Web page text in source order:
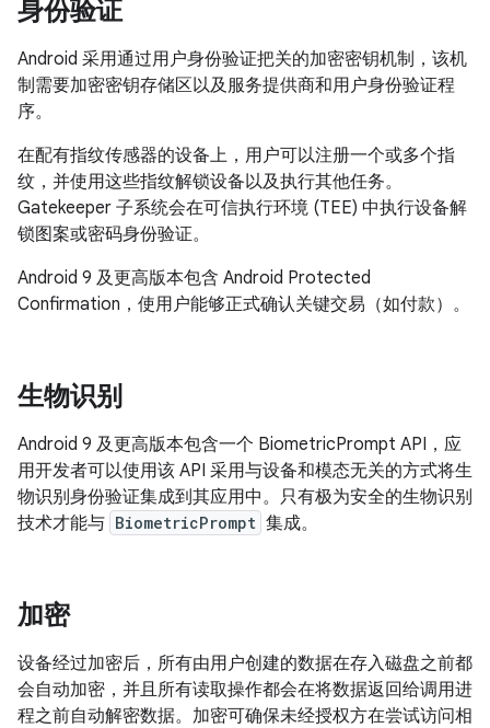
身份验证
Android 采用通过用户身份验证把关的加密密钥机制，该机
制需要加密密钥存储区以及服务提供商和用户身份验证程
序。
在配有指纹传感器的设备上，用户可以注册一个或多个指
纹，并使用这些指纹解锁设备以及执行其他任务。
Gatekeeper 子系统会在可信执行环境 (TEE) 中执行设备解
锁图案或密码身份验证。
Android 9 及更高版本包含 Android Protected
Confirmation，使用户能够正式确认关键交易（如付款）。
生物识别
Android 9 及更高版本包含一个 BiometricPrompt API，应
用开发者可以使用该 API 采用与设备和模态无关的方式将生
物识别身份验证集成到其应用中。只有极为安全的生物识别
技术才能与 BiometricPrompt 集成。
加密
设备经过加密后，所有由用户创建的数据在存入磁盘之前都
会自动加密，并且所有读取操作都会在将数据返回给调用进
程之前自动解密数据。加密可确保未经授权方在尝试访问相